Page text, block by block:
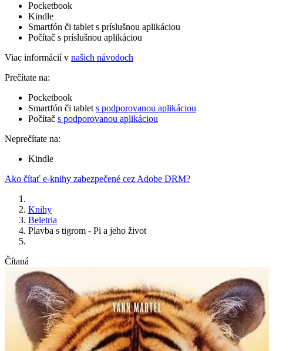
Pocketbook
Kindle
Smartfón či tablet s príslušnou aplikáciou
Počítač s príslušnou aplikáciou
Viac informácií v našich návodoch
Prečítate na:
Pocketbook
Smartfón či tablet s podporovanou aplikáciou
Počítač s podporovanou aplikáciou
Neprečítate na:
Kindle
Ako čítať e-knihy zabezpečené cez Adobe DRM?
Knihy
Beletria
Plavba s tigrom - Pi a jeho život
Čítaná